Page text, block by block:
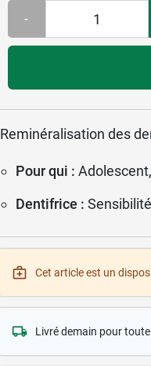
-
Reminéralisation des
Pour qui :
Dentifrice :
Cet article est un
Livré demain pour